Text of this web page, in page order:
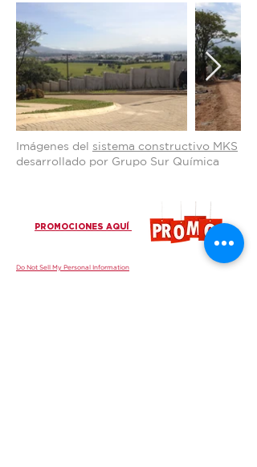
Imágenes del sistema constructivo MKS
desarrollado por Grupo Sur Química
PROMOCIONES AQUÍ
Do Not Sell My Personal Information